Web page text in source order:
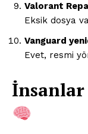
Valorant
Eksik dosya
Vanguard
Evet, resmi
İnsanlar